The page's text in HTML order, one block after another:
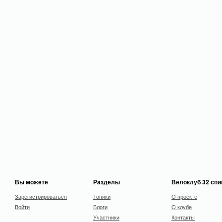
Вы можете
Зарегистрироваться
Войти
Разделы
Топики
Блоги
Участники
Велоклуб 32
О проекте
О клубе
Контакты